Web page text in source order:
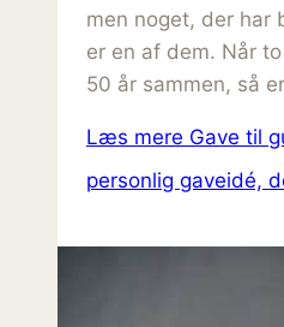
men noget, der har
er en af dem. Når
50 år sammen, så
Læs mere Gave til
personlig gaveidé,